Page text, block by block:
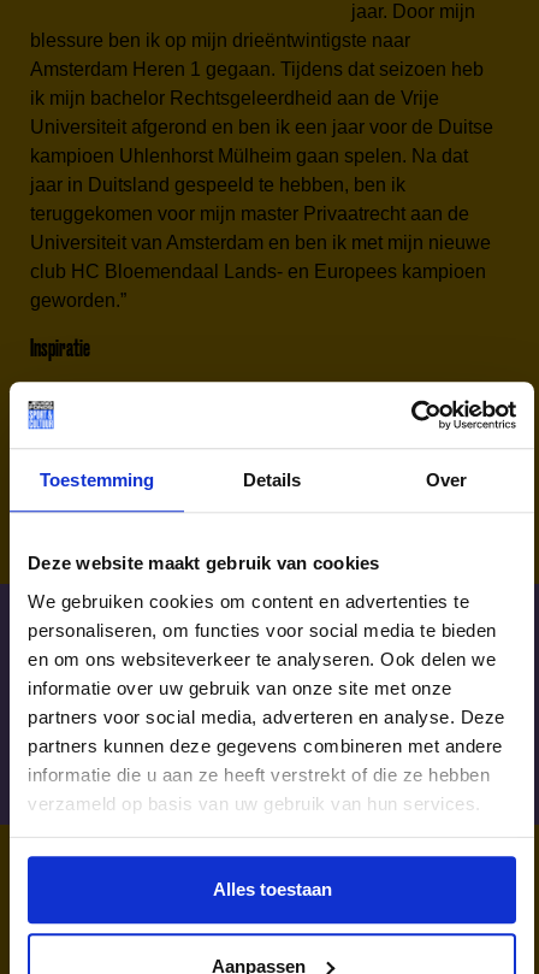
Toestemming Details Over
Deze website maakt gebruik van cookies
We gebruiken cookies om content en advertenties te
personaliseren, om functies voor social media te bieden
en om ons websiteverkeer te analyseren. Ook delen we
informatie over uw gebruik van onze site met onze
partners voor social media, adverteren en analyse. Deze
partners kunnen deze gegevens combineren met andere
informatie die u aan ze heeft verstrekt of die ze hebben
verzameld op basis van uw gebruik van hun services.
Alles toestaan
Aanpassen
jaar. Door mijn
blessure ben ik op mijn drieëntwintigste naar
Amsterdam Heren 1 gegaan. Tijdens dat seizoen heb
ik mijn bachelor Rechtsgeleerdheid aan de Vrije
Universiteit afgerond en ben ik een jaar voor de Duitse
kampioen Uhlenhorst Mülheim gaan spelen. Na dat
jaar in Duitsland gespeeld te hebben, ben ik
teruggekomen voor mijn master Privaatrecht aan de
Universiteit van Amsterdam en ben ik met mijn nieuwe
club HC Bloemendaal Lands- en Europees kampioen
geworden.”
Inspiratie
Er zijn genoeg voorbeelden van sporters die als kind
in een lastige situatie hebben gezeten maar toch
Michael Phelps:
You can’t put a limit
on anything. The
more you dream
the farther you get
Volg Tom via Instagram:@tomhiebendaal